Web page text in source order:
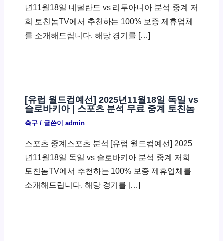
년11월18일 네덜란드 vs 리투아니아 분석 중계 저
희 토친놈TV에서 추천하는 100% 보증 제휴업체
를 소개해드립니다. 해당 경기를 […]
[유럽 월드컵예선] 2025년11월18일 독일 vs
슬로바키아 | 스포츠 분석 무료 중계 토친놈
축구/ 글쓴이 admin
스포츠 중계스포츠 분석 [유럽 월드컵예선] 2025
년11월18일 독일 vs 슬로바키아 분석 중계 저희
토친놈TV에서 추천하는 100% 보증 제휴업체를
소개해드립니다. 해당 경기를 […]